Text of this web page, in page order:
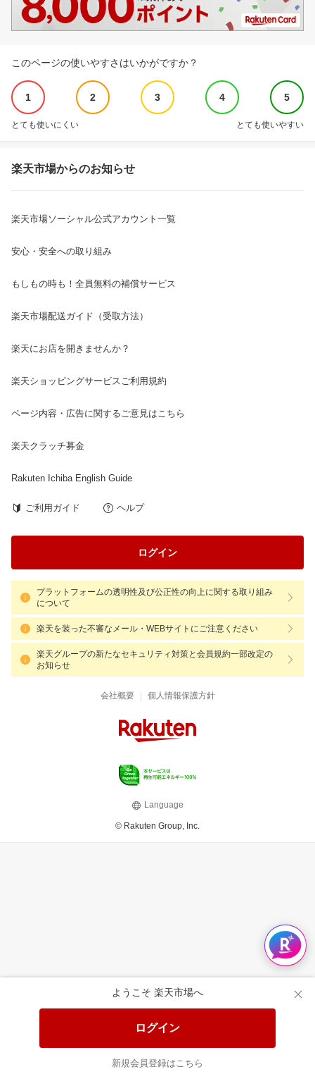
ようこそ 楽天市場へ
ログイン
新規会員登録はこちら
このページの使いやすさはいかがですか？
1 2 3 4 5
とても使いにくい とても使いやすい
楽天市場からのお知らせ
楽天市場ソーシャル公式アカウント一覧
安心・安全への取り組み
もしもの時も！全員無料の補償サービス
楽天市場配送ガイド（受取方法）
楽天にお店を開きませんか？
楽天ショッピングサービスご利用規約
ページ内容・広告に関するご意見はこちら
楽天クラッチ募金
Rakuten Ichiba English Guide
ご利用ガイド ヘルプ
ログイン
プラットフォームの透明性及び公正性の向上に関する取り組み
について
楽天を装った不審なメール・WEBサイトにご注意ください
楽天グループの新たなセキュリティ対策と会員規約一部改定の
お知らせ
会社概要 | 個人情報保護方針
Language
© Rakuten Group, Inc.